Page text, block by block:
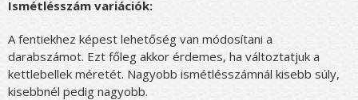
Ismétlésszám variációk:
A fentiekhez képest lehetőség van módosítani a
darabszámot. Ezt főleg akkor érdemes, ha változtatjuk a
kettlebellek méretét. Nagyobb ismétlésszámnál kisebb súly,
kisebbnél pedig nagyobb.